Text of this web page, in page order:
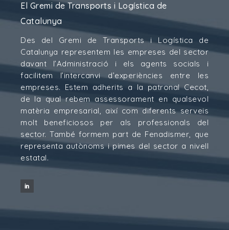
El Gremi de Transports i Logística de
Catalunya
Des del Gremi de Transports i Logística de
Catalunya representem les empreses del sector
davant l’Administració i els agents socials i
facilitem l’intercanvi d’experiències entre les
empreses. Estem adherits a la patronal Cecot,
de la qual rebem assessorament en qualsevol
matèria empresarial, així com diferents serveis
molt beneficiosos per als professionals del
sector. També formem part de Fenadismer, que
representa autònoms i pimes del sector a nivell
estatal.